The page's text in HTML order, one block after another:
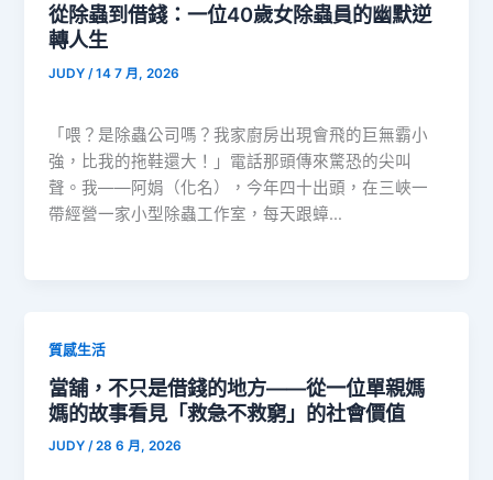
從除蟲到借錢：一位40歲女除蟲員的幽默逆
轉人生
JUDY /14 7 月, 2026
「喂？是除蟲公司嗎？我家廚房出現會飛的巨無霸小
強，比我的拖鞋還大！」電話那頭傳來驚恐的尖叫
聲。我——阿娟（化名），今年四十出頭，在三峽一
帶經營一家小型除蟲工作室，每天跟蟑…
質感生活
當舖，不只是借錢的地方——從一位單親媽
媽的故事看見「救急不救窮」的社會價值
JUDY/28 6 月, 2026